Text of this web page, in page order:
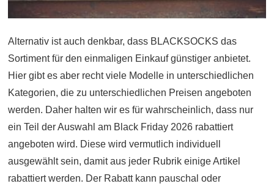
Alternativ ist auch denkbar, dass BLACKSOCKS das
Sortiment für den einmaligen Einkauf günstiger anbietet.
Hier gibt es aber recht viele Modelle in unterschiedlichen
Kategorien, die zu unterschiedlichen Preisen angeboten
werden. Daher halten wir es für wahrscheinlich, dass nur
ein Teil der Auswahl am Black Friday 2026 rabattiert
angeboten wird. Diese wird vermutlich individuell
ausgewählt sein, damit aus jeder Rubrik einige Artikel
rabattiert werden. Der Rabatt kann pauschal oder